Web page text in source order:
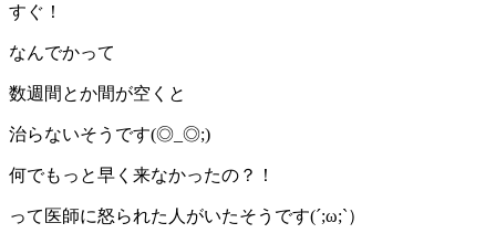
すぐ！
なんでかって
数週間とか間が空くと
治らないそうです(◎_◎;)
何でもっと早く来なかったの？！
って医師に怒られた人がいたそうです(´;ω;`）